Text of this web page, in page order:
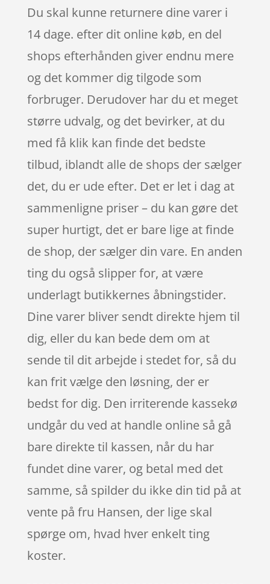
Du skal kunne returnere dine varer i
14 dage. efter dit online køb, en del
shops efterhånden giver endnu mere
og det kommer dig tilgode som
forbruger. Derudover har du et meget
større udvalg, og det bevirker, at du
med få klik kan finde det bedste
tilbud, iblandt alle de shops der sælger
det, du er ude efter. Det er let i dag at
sammenligne priser – du kan gøre det
super hurtigt, det er bare lige at finde
de shop, der sælger din vare. En anden
ting du også slipper for, at være
underlagt butikkernes åbningstider.
Dine varer bliver sendt direkte hjem til
dig, eller du kan bede dem om at
sende til dit arbejde i stedet for, så du
kan frit vælge den løsning, der er
bedst for dig. Den irriterende kassekø
undgår du ved at handle online så gå
bare direkte til kassen, når du har
fundet dine varer, og betal med det
samme, så spilder du ikke din tid på at
vente på fru Hansen, der lige skal
spørge om, hvad hver enkelt ting
koster.